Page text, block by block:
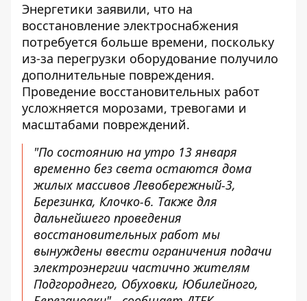
Энергетики заявили, что на
восстановление электроснабжения
потребуется больше времени, поскольку
из-за перегрузки оборудование получило
дополнительные повреждения.
Проведение восстановительных работ
усложняется морозами, тревогами и
масштабами повреждений.
"По состоянию на утро 13 января
временно без света остаются дома
жилых массивов Левобережный-3,
Березинка, Клочко-6. Также для
дальнейшего проведения
восстановительных работ мы
вынуждены ввести ограничения подачи
электроэнергии частично жителям
Подгороднего, Обуховки, Юбилейного,